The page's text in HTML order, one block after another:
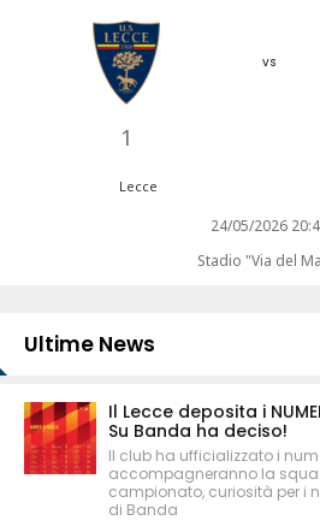
1
vs
Lecce
24/05/2026
Stadio "Via del
Ultime News
Il Lecce deposita i
Su Banda ha deciso!
Il club ha ufficializzato i
accompagneranno la
campionato, curiosità per i
di Banda